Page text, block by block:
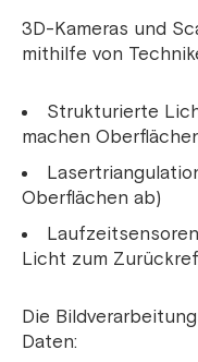
3D-Kameras und
mithilfe von
Strukturierte
machen
Oberflächen ab)
Licht zum
Die
Daten: